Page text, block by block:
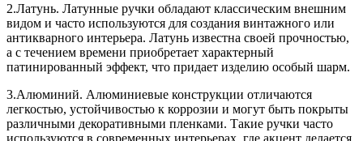
2.Латунь. Латунные ручки обладают классическим внешним
видом и часто используются для создания винтажного или
антикварного интерьера. Латунь известна своей прочностью,
а с течением времени приобретает характерный
патинированный эффект, что придает изделию особый шарм.
3.Алюминий. Алюминиевые конструкции отличаются
легкостью, устойчивостью к коррозии и могут быть покрыты
различными декоративными пленками. Такие ручки часто
используются в современных интерьерах, где акцент делается